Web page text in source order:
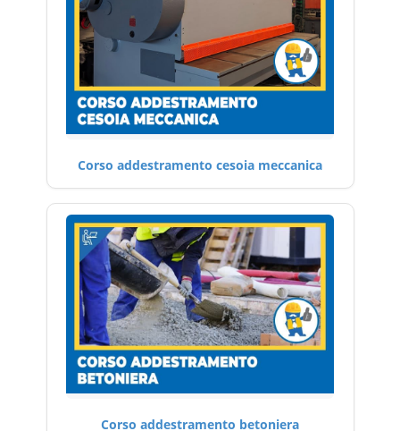
Corso addestramento cesoia meccanica
Corso addestramento betoniera